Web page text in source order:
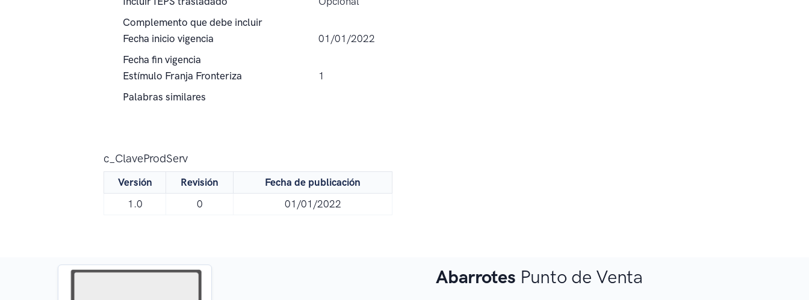
Complemento que debe incluir
Fecha inicio vigencia
01/01/2022
Fecha fin vigencia
Estímulo Franja Fronteriza
1
Palabras similares
c_ClaveProdServ
Versión Revisión
Fecha de publicación
1.0
0 01/01/2022
Abarrotes Punto de Venta